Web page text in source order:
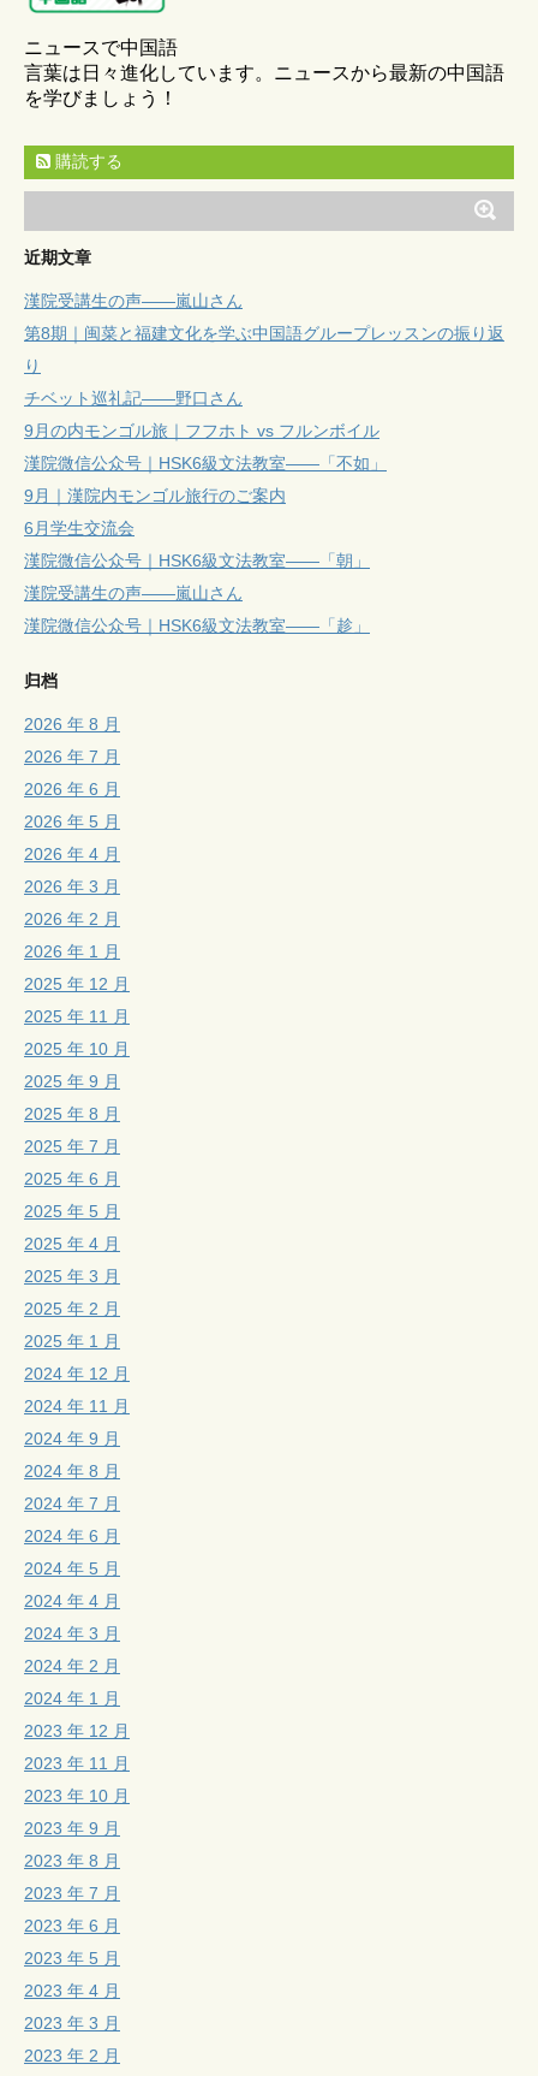
ニュースで中国語
言葉は日々進化しています。ニュースから最新の中国語
を学びましょう！
購読する
近期文章
漢院受講生の声——嵐山さん
第8期｜闽菜と福建文化を学ぶ中国語グループレッスンの振り返
り
チベット巡礼記——野口さん
9月の内モンゴル旅｜フフホト vs フルンボイル
漢院微信公众号｜HSK6級文法教室——「不如」
9月｜漢院内モンゴル旅行のご案内
6月学生交流会
漢院微信公众号｜HSK6級文法教室——「朝」
漢院受講生の声——嵐山さん
漢院微信公众号｜HSK6級文法教室——「趁」
归档
2026 年 8 月
2026 年 7 月
2026 年 6 月
2026 年 5 月
2026 年 4 月
2026 年 3 月
2026 年 2 月
2026 年 1 月
2025 年 12 月
2025 年 11 月
2025 年 10 月
2025 年 9 月
2025 年 8 月
2025 年 7 月
2025 年 6 月
2025 年 5 月
2025 年 4 月
2025 年 3 月
2025 年 2 月
2025 年 1 月
2024 年 12 月
2024 年 11 月
2024 年 9 月
2024 年 8 月
2024 年 7 月
2024 年 6 月
2024 年 5 月
2024 年 4 月
2024 年 3 月
2024 年 2 月
2024 年 1 月
2023 年 12 月
2023 年 11 月
2023 年 10 月
2023 年 9 月
2023 年 8 月
2023 年 7 月
2023 年 6 月
2023 年 5 月
2023 年 4 月
2023 年 3 月
2023 年 2 月